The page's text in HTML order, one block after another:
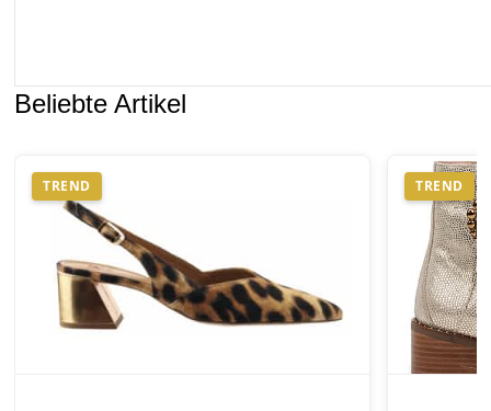
Beliebte Artikel
TREND TREND